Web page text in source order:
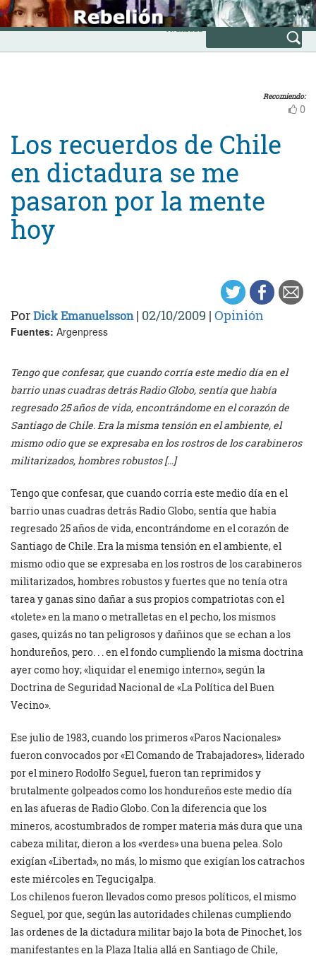
Skip
to
content
INICIO
Avanzada
Recomiendo:
0
Los recuerdos de Chile
en dictadura se me
pasaron por la mente
hoy
PorDick Emanuelsson| 02/10/2009 | Opinión
Fuentes: Argenpress
Tengo que confesar, que cuando corría este medio día en el
barrio unas cuadras detrás Radio Globo, sentía que había
regresado 25 años de vida, encontrándome en el corazón de
Santiago de Chile. Era la misma tensión en el ambiente, el
mismo odio que se expresaba en los rostros de los carabineros
militarizados, hombres robustos […]
Tengo que confesar, que cuando corría este medio día en el
barrio unas cuadras detrás Radio Globo, sentía que había
regresado 25 años de vida, encontrándome en el corazón de
Santiago de Chile. Era la misma tensión en el ambiente, el
mismo odio que se expresaba en los rostros de los carabineros
militarizados, hombres robustos y fuertes que no tenía otra
tarea y ganas sino dañar a sus propios compatriotas con el
«tolete» en la mano o metralletas en el pecho, los mismos
gases, quizás no tan peligrosos y dañinos que se echan a los
hondureños, pero. . . en el fondo cumpliendo la misma doctrina
ayer como hoy; «liquidar el enemigo interno», según la
Doctrina de Seguridad Nacional de «La Política del Buen
Vecino».
Ese julio de 1983, cuando los primeros «Paros Nacionales»
fueron convocados por «El Comando de Trabajadores», liderado
por el minero Rodolfo Seguel, fueron tan reprimidos y
brutalmente golpeados como los hondureños este medio día
en las afueras de Radio Globo. Con la diferencia que los
mineros, acostumbrados de romper materia más dura que una
cabeza militar, dieron a los «verdes» una buena pelea. Solo
exigían «Libertad», no más, lo mismo que exigían los catrachos
este miércoles en Tegucigalpa.
Los chilenos fueron llevados como presos políticos, el mismo
Seguel, por que, según las autoridades chilenas cumpliendo
las ordenes de la dictadura militar bajo la bota de Pinochet, los
manifestantes en la Plaza Italia allá en Santiago de Chile,